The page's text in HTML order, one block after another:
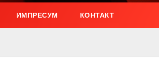
ИМПРЕСУМ КОНТАКТ